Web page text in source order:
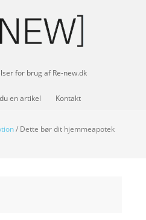
for brug af Re-new.dk
en artikel Kontakt
/ Dette bør dit hjemmeapotek